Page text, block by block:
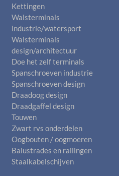
Kettingen
Walsterminals
industrie/watersport
Walsterminals
design/architectuur
Doe het zelf terminals
Spanschroeven industrie
Spanschroeven design
Draadoog design
Draadgaffel design
Touwen
Zwart rvs onderdelen
Oogbouten / oogmoeren
Balustrades en railingen
Staalkabelschijven